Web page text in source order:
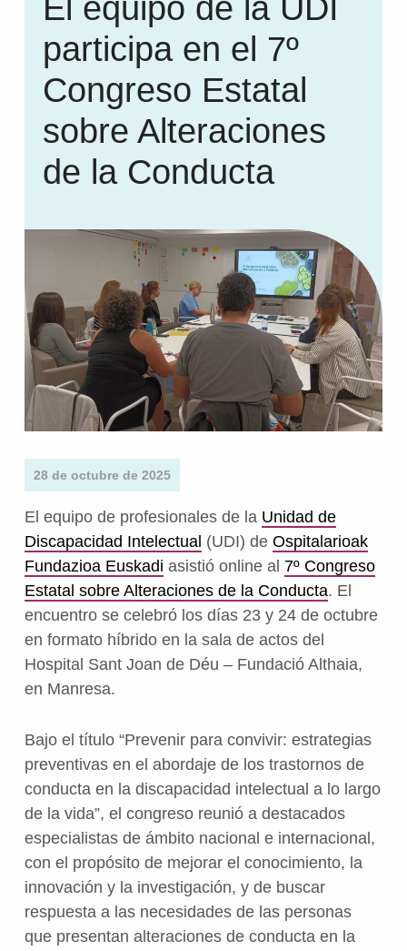
El equipo de la UDI
participa en el 7º
Congreso Estatal
sobre Alteraciones
de la Conducta
28 de octubre de 2025
El equipo de profesionales de la Unidad de
Discapacidad Intelectual (UDI) de Ospitalarioak
Fundazioa Euskadi asistió online al 7º Congreso
Estatal sobre Alteraciones de la Conducta. El
encuentro se celebró los días 23 y 24 de octubre
en formato híbrido en la sala de actos del
Hospital Sant Joan de Déu – Fundació Althaia,
en Manresa.
Bajo el título “Prevenir para convivir: estrategias
preventivas en el abordaje de los trastornos de
conducta en la discapacidad intelectual a lo largo
de la vida”, el congreso reunió a destacados
especialistas de ámbito nacional e internacional,
con el propósito de mejorar el conocimiento, la
innovación y la investigación, y de buscar
respuesta a las necesidades de las personas
que presentan alteraciones de conducta en la